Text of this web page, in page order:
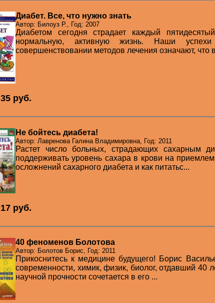
Диабет. Все, что нужно знать
Автор: Билоуз Р., Год: 2007
Диабетом сегодня страдает каждый
нормальную, активную жизнь. Наши
совершенствовании методов лечения означают, что
35 pуб.
Не бойтесь диабета!
Автор: Лавренова Галина Владимировна, Год: 2011
Растет число больных, страдающих сахарным
поддерживать уровень сахара в крови на
осложнений сахарного диабета и как питатьс...
17 pуб.
40 феноменов Болотова
Автор: Болотов Борис, Год: 2011
Прикоснитесь к медицине будущего! Борис
современности, химик, физик, биолог, отдавший 40
научной прочности сочетается в его ...